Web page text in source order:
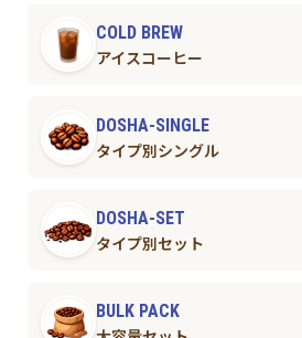
COLD BREW
アイスコーヒー
DOSHA-SINGLE
タイプ別シングル
DOSHA-SET
タイプ別セット
BULK PACK